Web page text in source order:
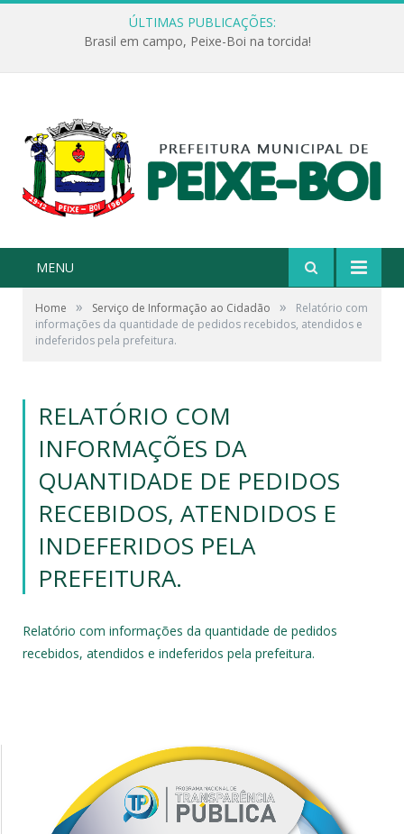
ÚLTIMAS PUBLICAÇÕES:
Brasil em campo, Peixe-Boi na torcida!
MENU
Home » Serviço de Informação ao Cidadão »
Relatório com
informações da quantidade de pedidos recebidos, atendidos e
indeferidos pela prefeitura.
RELATÓRIO COM
INFORMAÇÕES DA
QUANTIDADE DE PEDIDOS
RECEBIDOS, ATENDIDOS E
INDEFERIDOS PELA
PREFEITURA.
Relatório com informações da quantidade de pedidos
recebidos, atendidos e indeferidos pela prefeitura.